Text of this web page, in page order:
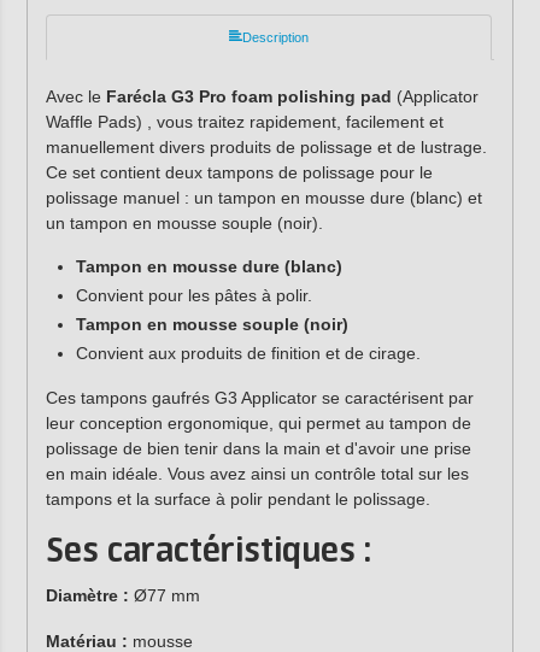
Description
Avec le Farécla G3 Pro foam polishing pad (Applicator
Waffle Pads) , vous traitez rapidement, facilement et
manuellement divers produits de polissage et de lustrage.
Ce set contient deux tampons de polissage pour le
polissage manuel : un tampon en mousse dure (blanc) et
un tampon en mousse souple (noir).
Tampon en mousse dure (blanc)
Convient pour les pâtes à polir.
Tampon en mousse souple (noir)
Convient aux produits de finition et de cirage.
Ces tampons gaufrés G3 Applicator se caractérisent par
leur conception ergonomique, qui permet au tampon de
polissage de bien tenir dans la main et d'avoir une prise
en main idéale. Vous avez ainsi un contrôle total sur les
tampons et la surface à polir pendant le polissage.
Ses caractéristiques :
Diamètre : Ø77 mm
Matériau : mousse